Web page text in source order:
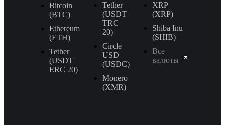
Bitcoin
(BTC)
Ethereum
(ETH)
Tether
(USDT
ERС 20)
Tether
(USDT
TRС
20)
Circle
USD
(USDC)
Monero
(XMR)
XRP
(XRP)
Shiba Inu
(SHIB)
Все
валюты